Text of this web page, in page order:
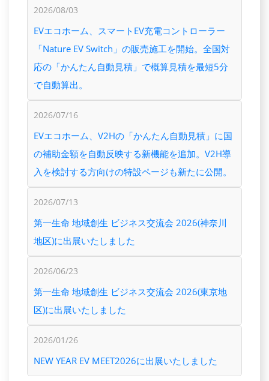
2026/08/03
EVエコホーム、スマートEV充電コントローラー
「Nature EV Switch」の販売施工を開始。全国対
応の「かんたん自動見積」で概算見積を最短5分
で自動算出。
2026/07/16
EVエコホーム、V2Hの「かんたん自動見積」に国
の補助金額を自動反映する新機能を追加。V2H導
入を検討する方向けの特設ページも新たに公開。
2026/07/13
第一生命 地域創生 ビジネス交流会 2026(神奈川
地区)に出展いたしました
2026/06/23
第一生命 地域創生 ビジネス交流会 2026(東京地
区)に出展いたしました
2026/01/26
NEW YEAR EV MEET2026に出展いたしました